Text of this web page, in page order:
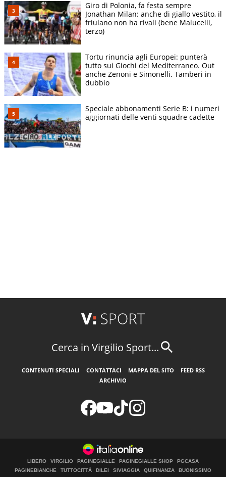
Giro di Polonia, fa festa sempre
Jonathan Milan: anche di giallo vestito, il
friulano non ha rivali (bene Malucelli,
terzo)
Tortu rinuncia agli Europei: punterà
tutto sui Giochi del Mediterraneo. Out
anche Zenoni e Simonelli. Tamberi in
dubbio
Speciale abbonamenti Serie B: i numeri
aggiornati delle venti squadre cadette
Cerca in Virgilio Sport...
CONTENUTI SPECIALI CONTATTACI MAPPA DEL SITO
FEED RSS
ARCHIVIO
LIBERO VIRGILIO PAGINEGIALLE PAGINEGIALLE SHOP
PGCASA
PAGINEBIANCHE
TUTTOCITTÀ DILEI SIVIAGGIA QUIFINANZA
BUONISSIMO